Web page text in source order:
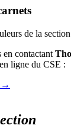
de la
en contactant
ligne du CSE :
→